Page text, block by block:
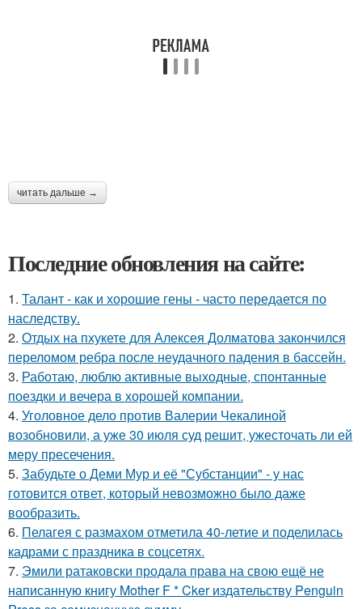
читать дальше →
Последние обновления на сайте:
1. Талант - как и хорошие гены - часто передается по
наследству.
2. Отдых на пхукете для Алексея Долматова закончился
переломом ребра после неудачного падения в бассейн.
3. Работаю, люблю активные выходные, спонтанные
поездки и вечера в хорошей компании.
4. Уголовное дело против Валерии Чекалиной
возобновили, а уже 30 июля суд решит, ужесточать ли ей
меру пресечения.
5. Забудьте о Деми Мур и её "Субстанции" - у нас
готовится ответ, который невозможно было даже
вообразить.
6. Пелагея с размахом отметила 40-летие и поделилась
кадрами с праздника в соцсетях.
7. Эмили ратаковски продала права на свою ещё не
написанную книгу Mother F * Cker издательству Penguin